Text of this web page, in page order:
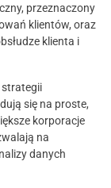
przeznaczony
klientów, oraz
klienta i
strategii
się na proste,
korporacje
na
danych